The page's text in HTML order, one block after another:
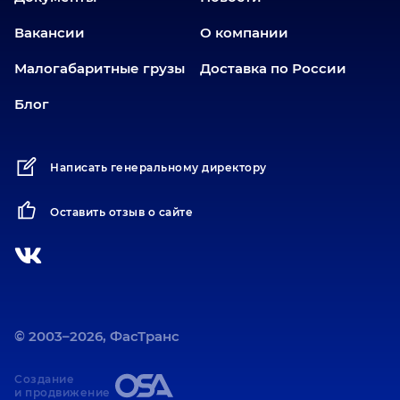
Заводоуковск
Златоуст
Иваново
Казань
Калининград
Карабаш
Карасук
Киров
Кострома
Вакансии О компании
Малогабаритные грузы Доставка по России
Блог
Написать генеральному директору
Оставить отзыв о сайте
© 2003–2026, ФасТранс
Создание
и продвижение